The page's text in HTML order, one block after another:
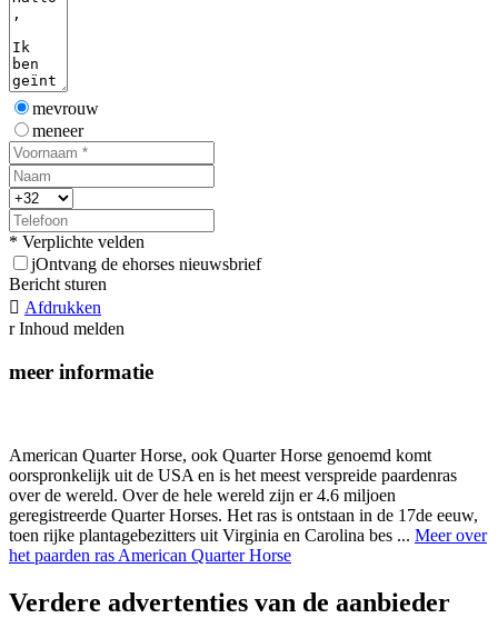
mevrouw
meneer
* Verplichte velden
jOntvang de ehorses nieuwsbrief
Bericht sturen
 Afdrukken
r Inhoud melden
meer informatie
American Quarter Horse, ook Quarter Horse genoemd komt
oorspronkelijk uit de USA en is het meest verspreide paardenras
over de wereld. Over de hele wereld zijn er 4.6 miljoen
geregistreerde Quarter Horses. Het ras is ontstaan in de 17de eeuw,
toen rijke plantagebezitters uit Virginia en Carolina bes ... Meer over
het paarden ras American Quarter Horse
Verdere advertenties van de aanbieder